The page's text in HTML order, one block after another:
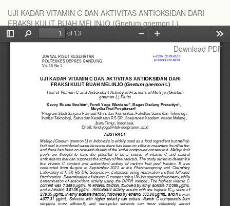
Article
Details
UJI KADAR VITAMIN C DAN AKTIVITAS ANTIOKSIDAN DARI
FRAKSI KULIT BUAH MELINJO (Gnetum gnemon L)
Download
Download PDF